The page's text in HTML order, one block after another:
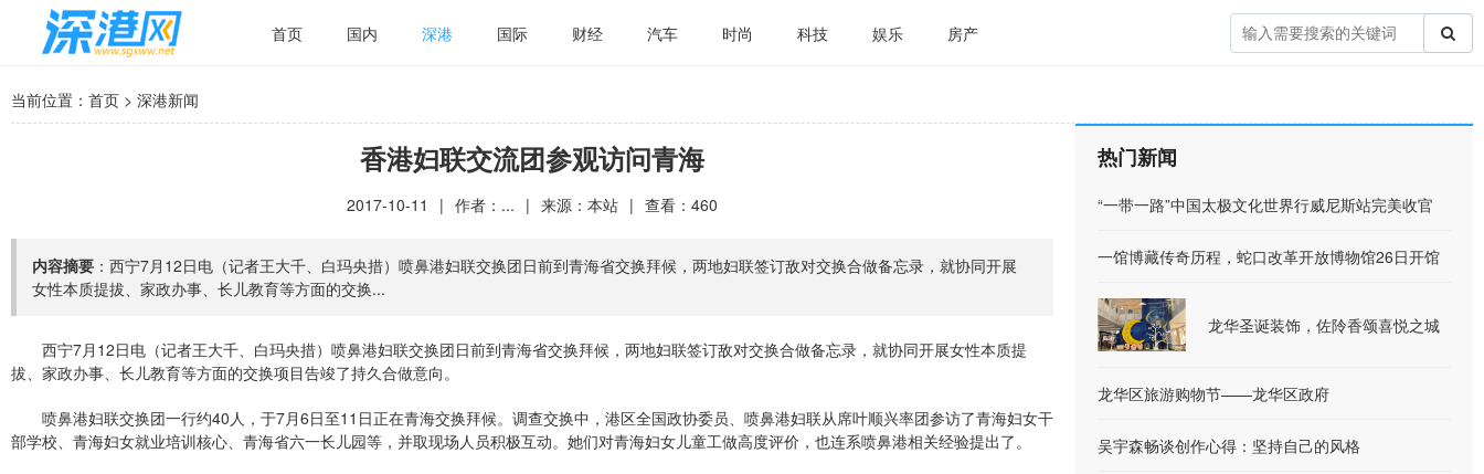
首页 国内 深港 国际 财经 汽车 时尚 科技 娱乐 房产
当前位置： 首页 > 深港新闻
香港妇联交流团参观访问青海
2017-10-11 | 作者：... | 来源：本站 | 查看： 460
内容摘要 ：西宁7月12日电（记者王大千、白玛央措）喷鼻港妇联交换团日前到青海省交换拜候，两地妇联签订敌对交换合做备忘录，就协同开展
女性本质提拔、家政办事、长儿教育等方面的交换...
西宁7月12日电（记者王大千、白玛央措）喷鼻港妇联交换团日前到青海省交换拜候，两地妇联签订敌对交换合做备忘录，就协同开展女性本质提
拔、家政办事、长儿教育等方面的交换项目告竣了持久合做意向。
喷鼻港妇联交换团一行约40人，于7月6日至11日正在青海交换拜候。调查交换中，港区全国政协委员、喷鼻港妇联从席叶顺兴率团参访了青海妇女干
部学校、青海妇女就业培训核心、青海省六一长儿园等，并取现场人员积极互动。她们对青海妇女儿童工做高度评价，也连系喷鼻港相关经验提出了。
热门新闻
“一带一路”中国太极文化世界行威尼斯站完美收官
一馆博藏传奇历程，蛇口改革开放博物馆26日开馆
龙华圣诞装饰，佐阾香颂喜悦之城
龙华区旅游购物节——龙华区政府
吴宇森畅谈创作心得：坚持自己的风格